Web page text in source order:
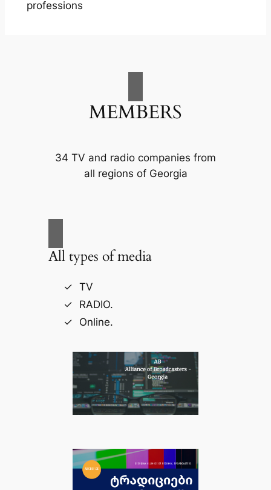
professions
MEMBERS
34 TV and radio companies from
all regions of Georgia
All types of media
TV
RADIO.
Online.